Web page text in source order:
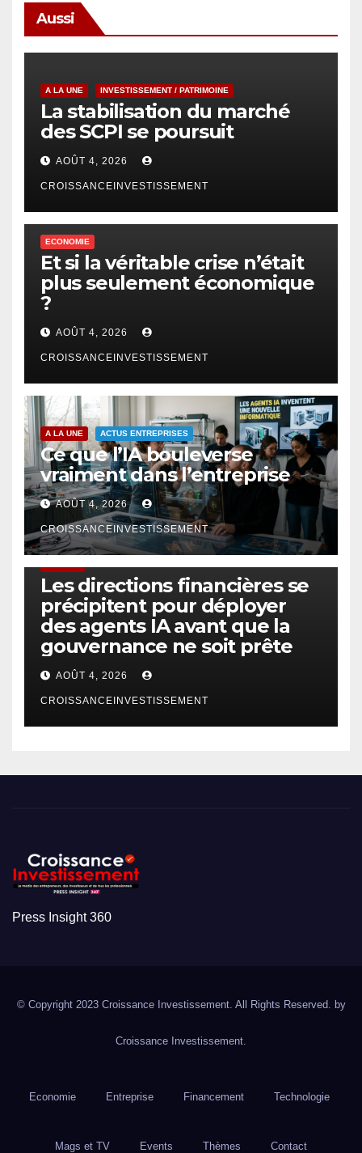
Aussi
A LA UNE INVESTISSEMENT / PATRIMOINE
La stabilisation du marché
des SCPI se poursuit
AOÛT 4, 2026
CROISSANCEINVESTISSEMENT
ECONOMIE
Et si la véritable crise n’était
plus seulement économique
?
AOÛT 4, 2026
CROISSANCEINVESTISSEMENT
A LA UNE ACTUS ENTREPRISES
Ce que l’IA bouleverse
vraiment dans l’entreprise
AOÛT 4, 2026
CROISSANCEINVESTISSEMENT
Les directions financières se
précipitent pour déployer
des agents IA avant que la
gouvernance ne soit prête
AOÛT 4, 2026
CROISSANCEINVESTISSEMENT
Press Insight 360
© Copyright 2023 Croissance Investissement. All Rights Reserved. by
Croissance Investissement.
Economie Entreprise Financement Technologie
Mags et TV Events Thèmes Contact